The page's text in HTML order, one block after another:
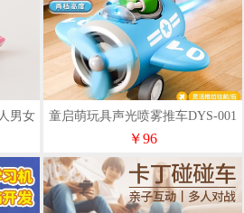
男女
童启萌玩具声光喷雾推车DYS-001
￥96